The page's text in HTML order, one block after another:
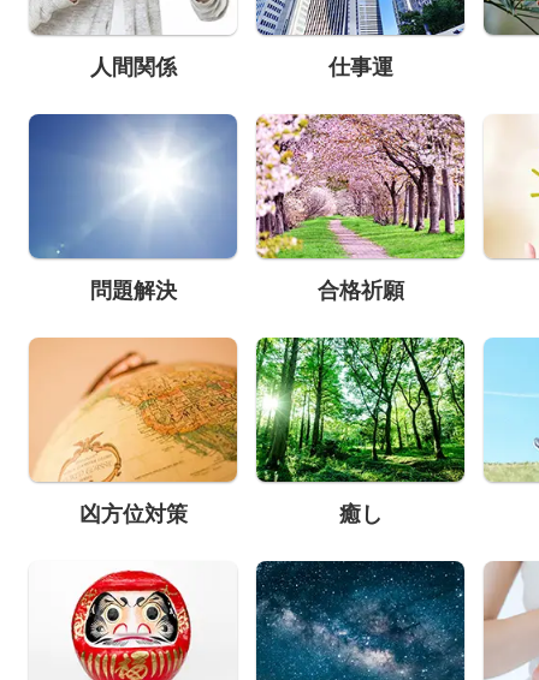
人間関係 仕事運
問題解決 合格祈願
凶方位対策 癒し